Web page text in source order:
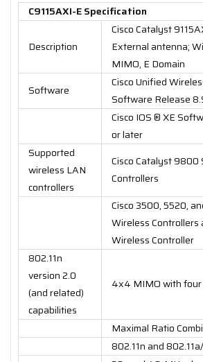
C9115AXI-E Specification
Description
Cisco Catalyst
External antenna;
MIMO, E Domain
Software
Cisco Unified
Software Release
Cisco IOS ® XE
or later
Supported
wireless LAN
controllers
Cisco Catalyst 9800
Controllers
Cisco 3500, 5520,
Wireless Controllers
Wireless Controller
802.11n
version 2.0
(and related)
capabilities
4x4 MIMO with
Maximal Ratio
802.11n and